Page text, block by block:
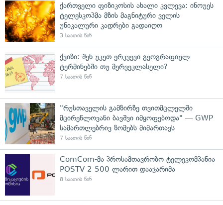
ქართველი ფიზიკოსის ახალი კვლევა: ინოუეს
ტელესკოპმა მზის მაგნიტური ველის
უნიკალური კადრები გადაიღო
3 საათის წინ
ქვიზი: შენ უკეთ ერკვევი გეოგრაფიულ
ტერმინებში თუ მერვეკლასელი?
7 საათის წინ
"რუსთაველის გამზირზე თვითმცლელში
მცირეწლოვანი ბავშვი იმყოფებოდა" — GWP
სამართლებრივ ზომებს მიმართავს
7 საათის წინ
ComCom-მა პროსამთავრობო ტელეკომპანია
POSTV 2 500 ლარით დააჯარიმა
8 საათის წინ